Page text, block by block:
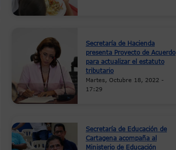
Secretaría de Hacienda
presenta Proyecto de Acuerdo
para actualizar el estatuto
tributario
Martes, Octubre 18, 2022 -
17:29
Secretaría de Educación de
Cartagena acompaña al
Ministerio de Educación